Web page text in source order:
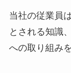
当社の従業員
とされる知識
への取り組み